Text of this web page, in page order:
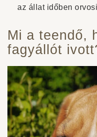
az állat időben
Mi a teendő,
fagyállót